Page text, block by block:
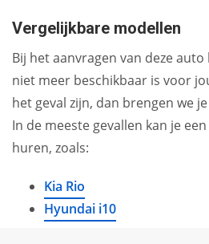
Vergelijkbare modellen
Bij het aanvragen van deze
niet meer beschikbaar is voor
het geval zijn, dan brengen we
In de meeste gevallen kan je
huren, zoals:
Kia Rio
Hyundai i10